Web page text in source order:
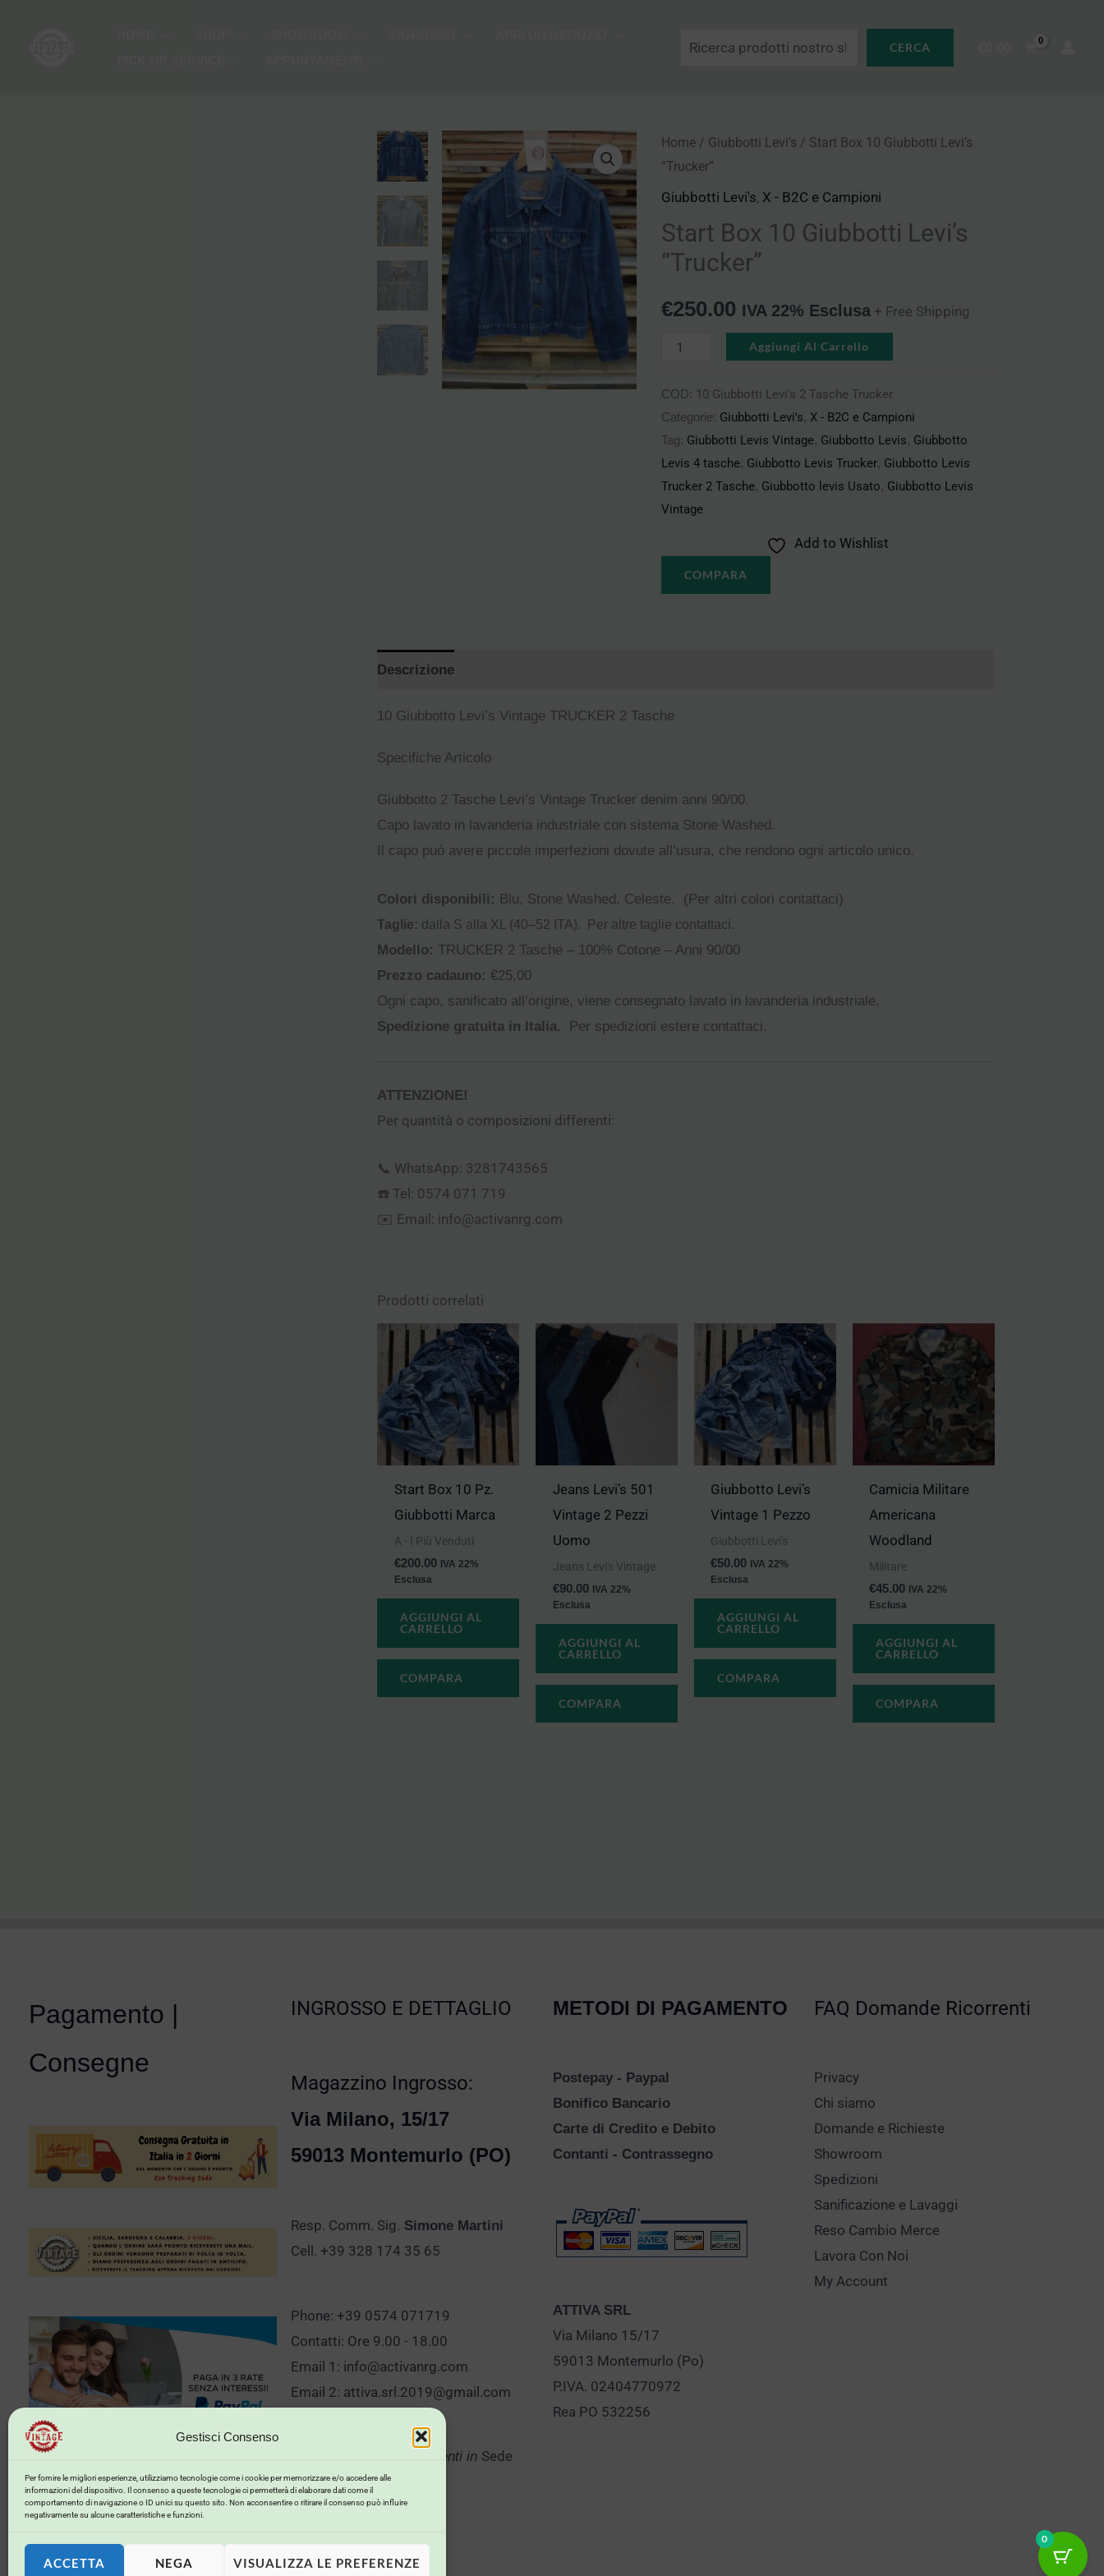
Gestisci Consenso
Per fornire le migliori esperienze, utilizziamo tecnologie come i cookie per memorizzare e/o accedere alle
informazioni del dispositivo. Il consenso a queste tecnologie ci permetterà di elaborare dati come il
comportamento di navigazione o ID unici su questo sito. Non acconsentire o ritirare il consenso può influire
negativamente su alcune caratteristiche e funzioni.
ACCETTA NEGA VISUALIZZA LE PREFERENZE
CERCA
Home/ Giubbotti Levi's / Start Box 10 Giubbotti Levi’s
“Trucker”
Giubbotti Levi's, X - B2C e Campioni
Start Box 10 Giubbotti Levi’s
“Trucker”
€250.00 IVA 22% Esclusa + Free Shipping
Start
Box
10
Levi's
"Trucker"
Aggiungi Al Carrello
COD: 10 Giubbotti Levi's 2 Tasche Trucker
Categorie: Giubbotti Levi's, X - B2C e Campioni
Tag: Giubbotti Levis Vintage, Giubbotto Levis, Giubbotto
Levis 4 tasche, Giubbotto Levis Trucker, Giubbotto Levis
Trucker 2 Tasche, Giubbotto levis Usato, Giubbotto Levis
Vintage
Add to Wishlist
COMPARA
Descrizione
10 Giubbotto Levi’s Vintage TRUCKER 2 Tasche
Specifiche Articolo
Giubbotto 2 Tasche Levi’s Vintage Trucker denim anni 90/00.
Capo lavato in lavanderia industriale con sistema Stone Washed.
Il capo può avere piccole imperfezioni dovute all’usura, che rendono ogni articolo unico.
Colori disponibili: Blu, Stone Washed, Celeste. (Per altri colori contattaci)
Taglie: dalla S alla XL (40–52 ITA). Per altre taglie contattaci.
Modello: TRUCKER 2 Tasche – 100% Cotone – Anni 90/00
Prezzo cadauno: €25,00
Ogni capo, sanificato all’origine, viene consegnato lavato in lavanderia industriale.
Spedizione gratuita in Italia. Per spedizioni estere contattaci.
ATTENZIONE!
Per quantità o composizioni differenti:
📞 WhatsApp: 3281743565
☎️ Tel: 0574 071 719
✉️ Email: info@activanrg.com
Prodotti correlati
Start Box 10 Pz.
Giubbotti Marca
A - I Più Venduti
€200.00 IVA 22%
Esclusa
AGGIUNGI AL
CARRELLO
COMPARA
Jeans Levi’s 501
Vintage 2 Pezzi
Uomo
Jeans Levi's Vintage
€90.00 IVA 22%
Esclusa
AGGIUNGI AL
CARRELLO
COMPARA
Giubbotto Levi’s
Vintage 1 Pezzo
Giubbotti Levi's
€50.00 IVA 22%
Esclusa
AGGIUNGI AL
CARRELLO
COMPARA
Camicia Militare
Americana
Woodland
Militare
€45.00 IVA 22%
Esclusa
AGGIUNGI AL
CARRELLO
COMPARA
Pagamento |
Consegne
INGROSSO E DETTAGLIO
Magazzino Ingrosso:
Via Milano, 15/17
59013 Montemurlo (PO)
Resp. Comm. Sig. Simone Martini
Cell. +39 328 174 35 65
Phone: +39 0574 071719
Contatti: Ore 9.00 - 18.00
Email 1: info@activanrg.com
Email 2: attiva.srl.2019@gmail.com
Clicca qui per Appuntamenti in Sede
METODI DI PAGAMENTO
Postepay - Paypal
Bonifico Bancario
Carte di Credito e Debito
Contanti - Contrassegno
ATTIVA SRL
Via Milano 15/17
59013 Montemurlo (Po)
P.IVA. 02404770972
Rea PO 532256
FAQ Domande Ricorrenti
Privacy
Chi siamo
Domande e Richieste
Showroom
Spedizioni
Sanificazione e Lavaggi
Reso Cambio Merce
Lavora Con Noi
My Account
0